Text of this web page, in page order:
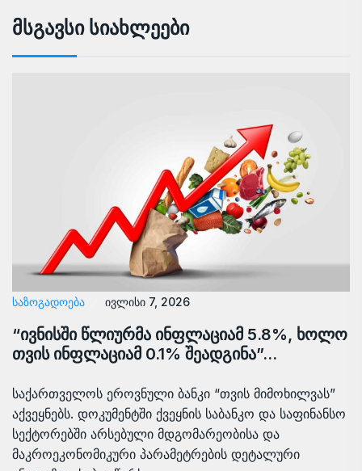
Მსგავსი Სიახლეები
ᲡᲐᲖᲝᲒᲐᲓᲝᲔᲑᲐ ივლისი 7, 2026
“ივნისში წლიურმა ინფლაციამ 5.8%, ხოლო
თვის ინფლაციამ 0.1% შეადგინა”…
საქართველოს ეროვნული ბანკი “თვის მიმოხილვას”
აქვეყნებს. დოკუმენტში ქვეყნის საბანკო და საფინანსო
სექტორებში არსებული მდგომარეობისა და
მაკროეკონომიკური პარამეტრების დეტალური